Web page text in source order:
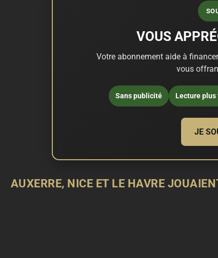
VOUS
Votre abonnement aide à
vous
Sans publicité Lecture
JE
AUXERRE, NICE ET LE HAVRE